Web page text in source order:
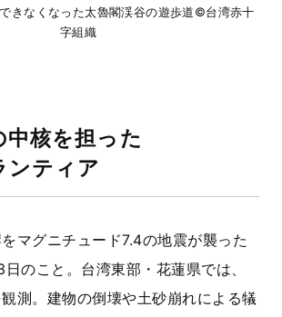
きなくなった太魯閣渓谷の遊歩道©台湾赤十
字組織
中核を担った
ンティア
マグニチュード7.4の地震が襲った
のこと。台湾東部・花蓮県では、
測。建物の倒壊や土砂崩れによる犠